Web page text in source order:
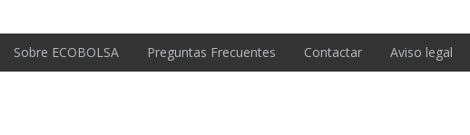
Sobre ECOBOLSA Preguntas Frecuentes Contactar Aviso legal